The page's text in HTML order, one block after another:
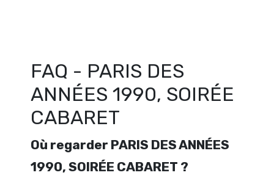
FAQ - PARIS DES
ANNÉES 1990, SOIRÉE
CABARET
Où regarder PARIS DES ANNÉES
1990, SOIRÉE CABARET ?